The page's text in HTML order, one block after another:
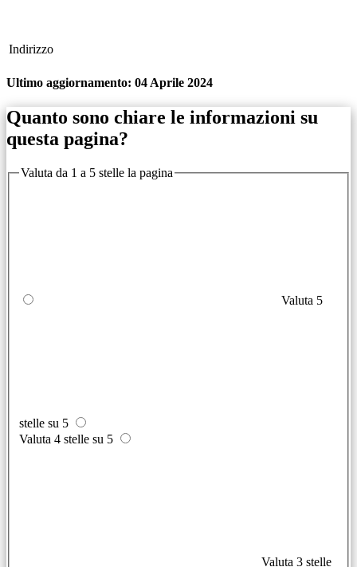
Indirizzo
Ultimo aggiornamento: 04 Aprile 2024
Quanto sono chiare le informazioni su
questa pagina?
Valuta da 1 a 5 stelle la pagina
Valuta 5
stelle su 5
Valuta 4 stelle su 5
Valuta 3 stelle